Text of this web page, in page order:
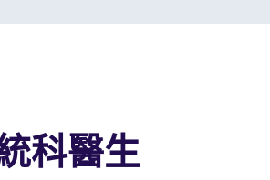
科醫生